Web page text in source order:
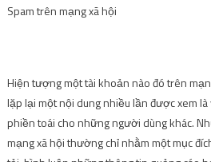
Spam trên mạng xã hội
Hiện tượng một tài khoản nào đó trên
lặp lại một nội dung nhiều lần được xem
phiền toái cho những người dùng khác.
mạng xã hội thường chỉ nhằm một mục